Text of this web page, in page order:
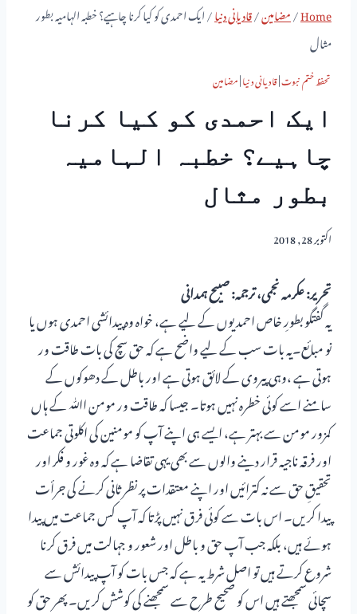
Home
/مضامین/قادیانی دنیا/ایک احمدی کو کیا کرنا چاہیے؟ خطبہ الہامیہ بطور
مثال
تحفظ ختم نبوت|قادیانی دنیا|مضامین
ایک احمدی کو کیا کرنا
چاہیے؟ خطبہ الہامیہ
بطور مثال
اکتوبر 28, 2018
تحریر: عکرمہ نجمی، ترجمہ: صبیح ہمدانی
یہ گفتگو بطورِ خاص احمدیوں کے لیے ہے، خواہ وہ پیدائشی احمدی ہوں یا
نو مبائع۔یہ بات سب کے لیے واضح ہے کہ حق سچ کی بات طاقت ور
ہوتی ہے ،وہی پیروی کے لائق ہوتی ہے اور باطل کے دھوکوں کے
سامنے اسے کوئی خطرہ نہیں ہوتا۔ جیسا کہ طاقت ور مومن اﷲ کے ہاں
کمزور مومن سے بہتر ہے، ایسے ہی اپنے آپ کو مومنین کی اکلوتی جماعت
اور فرقہ ناجیہ قرار دینے والوں سے بھی یہی تقاضا ہے کہ وہ غور و فکر اور
تحقیقِ حق سے نہ کترائیں اور اپنے معتقدات پر نظر ثانی کرنے کی جرأت
پیدا کریں۔ اس بات سے کوئی فرق نہیں پڑتا کہ آپ کس جماعت میں پیدا
ہوئے ہیں، بلکہ جب آپ حق و باطل اور شعور و جہالت میں فرق کرنا
شروع کرتے ہیں تو اصل شرط یہ ہے کہ جس بات کو آپ پیدائش سے
سچائی سمجھتے ہیں اس کو صحیح طرح سے سمجھنے کی کوشش کریں۔ پھر حق کو